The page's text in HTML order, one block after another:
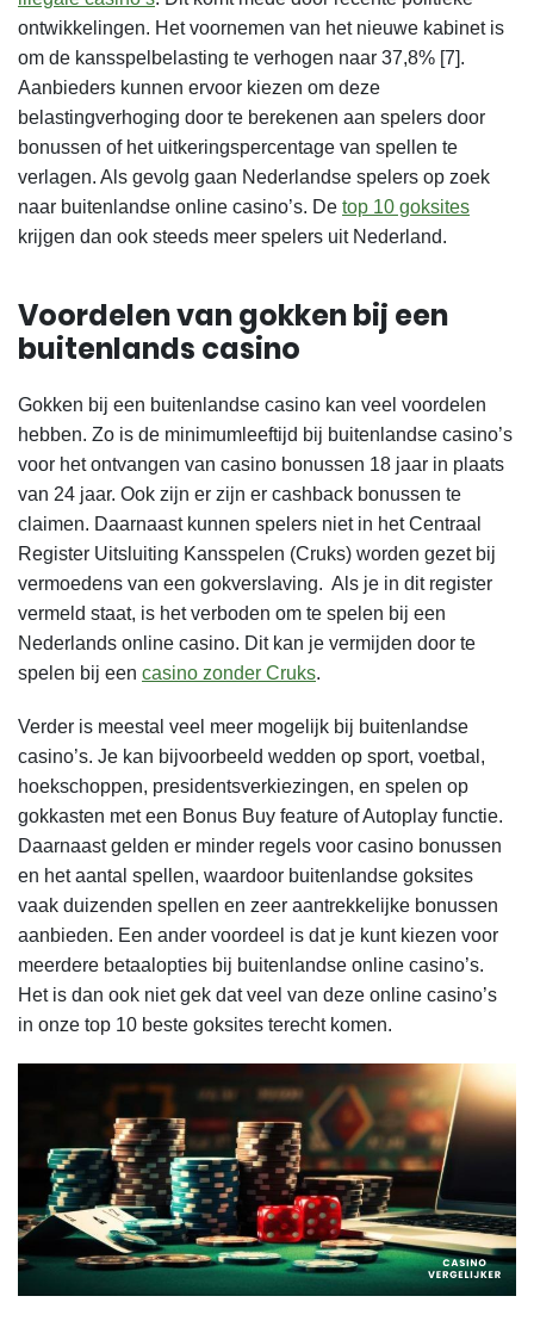
ontwikkelingen. Het voornemen van het nieuwe kabinet is
om de kansspelbelasting te verhogen naar 37,8% [7].
Aanbieders kunnen ervoor kiezen om deze
belastingverhoging door te berekenen aan spelers door
bonussen of het uitkeringspercentage van spellen te
verlagen. Als gevolg gaan Nederlandse spelers op zoek
naar buitenlandse online casino’s. De top 10 goksites
krijgen dan ook steeds meer spelers uit Nederland.
Voordelen van gokken bij een
buitenlands casino
Gokken bij een buitenlandse casino kan veel voordelen
hebben. Zo is de minimumleeftijd bij buitenlandse casino’s
voor het ontvangen van casino bonussen 18 jaar in plaats
van 24 jaar. Ook zijn er zijn er cashback bonussen te
claimen. Daarnaast kunnen spelers niet in het Centraal
Register Uitsluiting Kansspelen (Cruks) worden gezet bij
vermoedens van een gokverslaving. Als je in dit register
vermeld staat, is het verboden om te spelen bij een
Nederlands online casino. Dit kan je vermijden door te
spelen bij een casino zonder Cruks.
Verder is meestal veel meer mogelijk bij buitenlandse
casino’s. Je kan bijvoorbeeld wedden op sport, voetbal,
hoekschoppen, presidentsverkiezingen, en spelen op
gokkasten met een Bonus Buy feature of Autoplay functie.
Daarnaast gelden er minder regels voor casino bonussen
en het aantal spellen, waardoor buitenlandse goksites
vaak duizenden spellen en zeer aantrekkelijke bonussen
aanbieden. Een ander voordeel is dat je kunt kiezen voor
meerdere betaalopties bij buitenlandse online casino’s.
Het is dan ook niet gek dat veel van deze online casino’s
in onze top 10 beste goksites terecht komen.